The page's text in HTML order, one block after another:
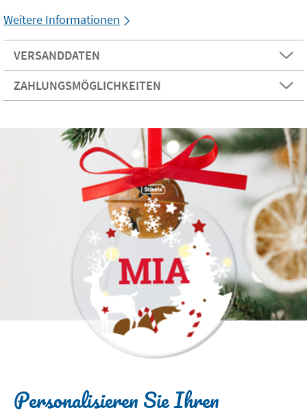
Weitere Informationen
VERSANDDATEN
ZAHLUNGSMÖGLICHKEITEN
Personalisieren Sie Ihren